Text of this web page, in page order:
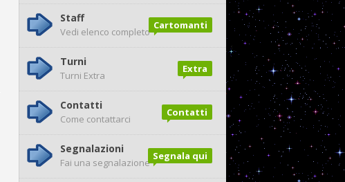
Cartomanti
Staff
Vedi elenco completo
Extra
Turni
Turni Extra
Contatti
Contatti
Come contattarci
Segnala qui
Segnalazioni
Fai una segnalazione